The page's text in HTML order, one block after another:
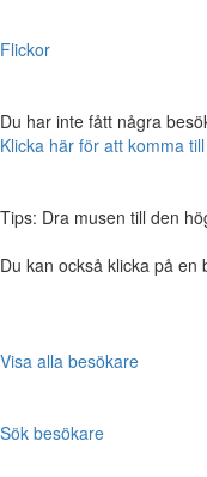
Flickor
Du har inte fått några
Klicka här för att komma
Tips: Dra musen till den
Du kan också klicka på
Visa alla besökare
Sök besökare